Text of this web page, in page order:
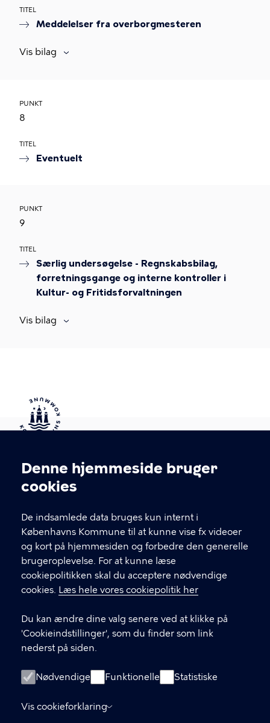
Cookieindstillinger
Denne hjemmeside bruger
cookies
De indsamlede data bruges kun internt i
Københavns Kommune til at kunne vise fx videoer
og kort på hjemmesiden og forbedre den generelle
brugeroplevelse. For at kunne læse
cookiepolitikken skal du acceptere nødvendige
cookies. Læs hele vores cookiepolitik her
Du kan ændre dine valg senere ved at klikke på
'Cookieindstillinger', som du finder som link
nederst på siden.
Nødvendige Funktionelle Statistiske
Vis cookieforklaring
TITEL
Meddelelser fra overborgmesteren
Vis bilag
PUNKT
8
TITEL
Eventuelt
PUNKT
9
TITEL
Særlig undersøgelse - Regnskabsbilag,
forretningsgange og interne kontroller i
Kultur- og Fritidsforvaltningen
Vis bilag
Kontakt Københavns Kommune
T
fFind andre kontakter her
CVR-nummer64942212
GENVEJE
Digital Post
Databeskyttelse
Tilgængelighedserklæring
Om hjemmesiden